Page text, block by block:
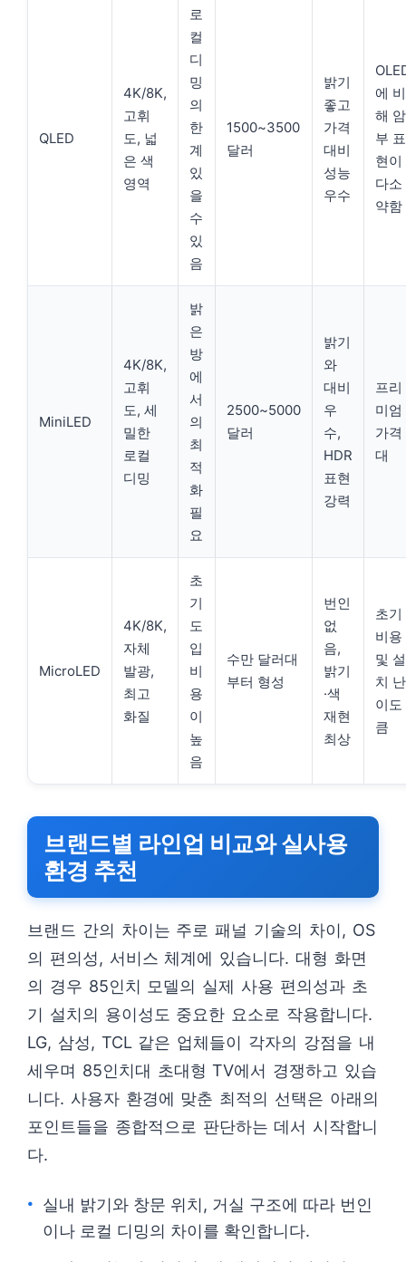
QLED
4K/8K,
고휘
도, 넓
은 색
영역
로
컬
디
밍
의
한
계
있
을
수
있
음
1500~3500
달러
밝기
좋고
가격
대비
성능
우수
에 비
해 암
부 표
현이
다소
약함
MiniLED
4K/8K,
고휘
도, 세
밀한
로컬
디밍
밝
은
방
에
서
의
최
적
화
필
요
2500~5000
달러
밝기
와
대비
우
수,
HDR
표현
강력
프리
미엄
가격
대
MicroLED
4K/8K,
자체
발광,
최고
화질
초
기
도
입
비
용
이
높
음
수만 달러대
부터 형성
번인
없
음,
밝기
·색
재현
최상
초기
비용
및 설
치 난
이도
큼
브랜드별 라인업 비교와 실사용
환경 추천
브랜드 간의 차이는 주로 패널 기술의 차이, OS
의 편의성, 서비스 체계에 있습니다. 대형 화면
의 경우 85인치 모델의 실제 사용 편의성과 초
기 설치의 용이성도 중요한 요소로 작용합니다.
LG, 삼성, TCL 같은 업체들이 각자의 강점을 내
세우며 85인치대 초대형 TV에서 경쟁하고 있습
니다. 사용자 환경에 맞춘 최적의 선택은 아래의
포인트들을 종합적으로 판단하는 데서 시작합니
다.
실내 밝기와 창문 위치, 거실 구조에 따라 번인
이나 로컬 디밍의 차이를 확인합니다.